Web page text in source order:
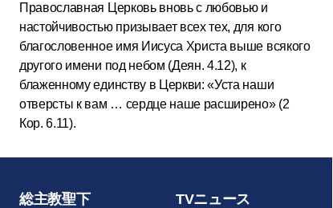
Православная Церковь вновь с любовью и
настойчивостью призывает всех тех, для кого
благословенное имя Иисуса Христа выше всякого
другого имени под небом (Деян. 4.12), к
блаженному единству в Церкви: «Уста наши
отверсты к вам … сердце наше расширено» (2
Кор. 6.11).
総主教聖下 TVニュース